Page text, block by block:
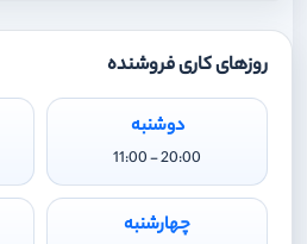
روزهای کاری فروشنده
دوشنبه
20:00 - 11:00
چهارشنبه